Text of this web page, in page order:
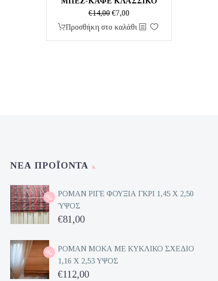
€14,00 Original
price
€7,00Η
τρέχουσα
Προσθήκη στο καλάθι
ΝΈΑ ΠΡΟΪΌΝΤΑ
ΡΟΜΑΝ ΡΙΓΕ ΦΟΥΞΙΑ ΓΚΡΙ 1,45 Χ 2,50
ΎΨΟΣ
Original
was:
€162,00.
€81,00
τρέχουσα
τιμή
είναι:
ΡΟΜΑΝ ΜΟΚΑ ΜΕ ΚΥΚΛΙΚΟ ΣΧΕΔΙΟ
1,16 Χ 2,53 ΥΨΟΣ
Original
€112,00